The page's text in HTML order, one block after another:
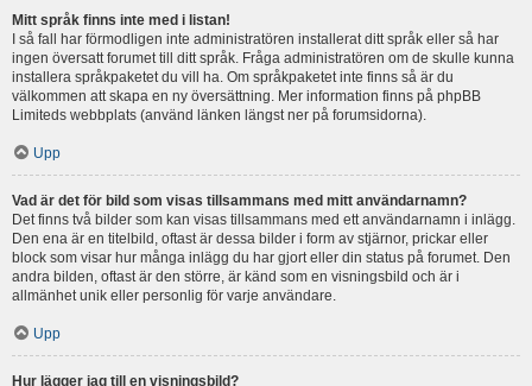
Mitt språk finns inte med i listan!
I så fall har förmodligen inte administratören installerat ditt språk eller så har
ingen översatt forumet till ditt språk. Fråga administratören om de skulle kunna
installera språkpaketet du vill ha. Om språkpaketet inte finns så är du
välkommen att skapa en ny översättning. Mer information finns på phpBB
Limiteds webbplats (använd länken längst ner på forumsidorna).
Upp
Vad är det för bild som visas tillsammans med mitt användarnamn?
Det finns två bilder som kan visas tillsammans med ett användarnamn i inlägg.
Den ena är en titelbild, oftast är dessa bilder i form av stjärnor, prickar eller
block som visar hur många inlägg du har gjort eller din status på forumet. Den
andra bilden, oftast är den större, är känd som en visningsbild och är i
allmänhet unik eller personlig för varje användare.
Upp
Hur lägger jag till en visningsbild?